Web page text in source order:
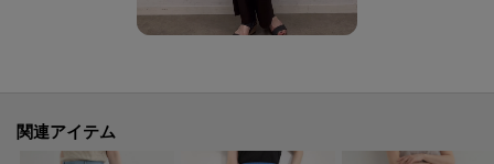
センタープレス入りのワイドパンツやテーパードパンツなどきれいめなボト
関連アイテム